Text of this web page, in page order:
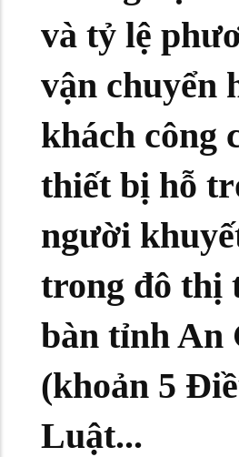
và tỷ lệ
vận chuyển
khách công
thiết bị hỗ
người
trong đô thị
bàn tỉnh An
(khoản 5
Luật...